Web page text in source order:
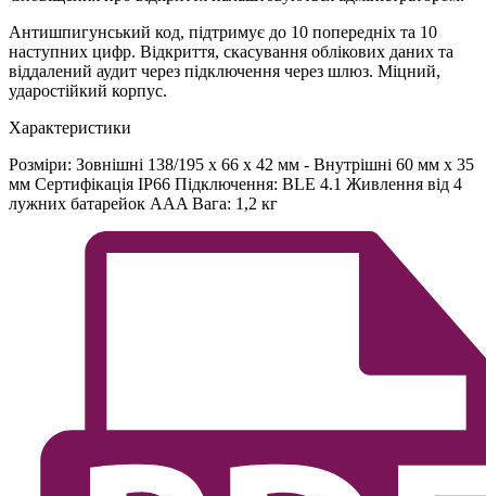
Антишпигунський код, підтримує до 10 попередніх та 10
наступних цифр. Відкриття, скасування облікових даних та
віддалений аудит через підключення через шлюз. Міцний,
ударостійкий корпус.
Характеристики
Розміри: Зовнішні 138/195 x 66 x 42 мм - Внутрішні 60 мм x 35
мм Сертифікація IP66 Підключення: BLE 4.1 Живлення від 4
лужних батарейок AAA Вага: 1,2 кг